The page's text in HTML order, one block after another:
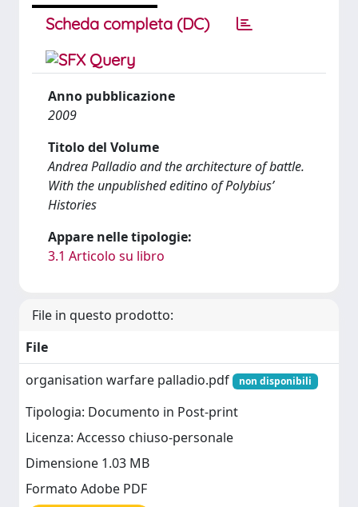
Scheda completa (DC)
Anno pubblicazione
2009
Titolo del Volume
Andrea Palladio and the architecture of battle.
With the unpublished editino of Polybius’
Histories
Appare nelle tipologie:
3.1 Articolo su libro
File in questo prodotto:
File
organisation warfare palladio.pdf
non disponibili
Tipologia: Documento in Post-print
Licenza: Accesso chiuso-personale
Dimensione 1.03 MB
Formato Adobe PDF